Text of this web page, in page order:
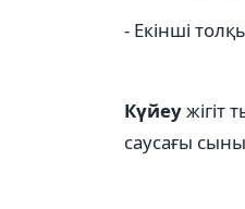
- Екінші
Күйеужігіт
саусағы